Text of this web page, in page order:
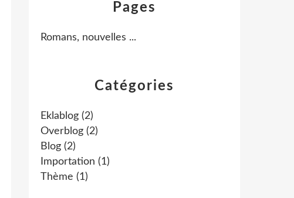
Catégories
Eklablog (2)
Overblog (2)
Blog (2)
Importation (1)
Thème (1)
Pages
Romans, nouvelles ...